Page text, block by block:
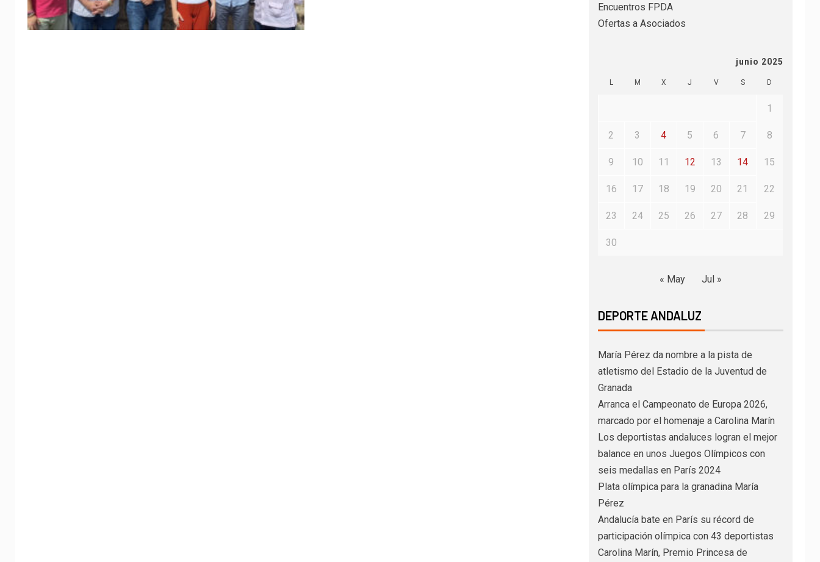
Encuentros FPDA
Ofertas a Asociados
junio 2025
L M X J V S D
1
2 3 4 5 6 7 8
9 10 11 12 13 14 15
16 17 18 19 20 21 22
23 24 25 26 27 28 29
30
« May Jul »
DEPORTE ANDALUZ
María Pérez da nombre a la pista de
atletismo del Estadio de la Juventud de
Granada
Arranca el Campeonato de Europa 2026,
marcado por el homenaje a Carolina Marín
Los deportistas andaluces logran el mejor
balance en unos Juegos Olímpicos con
seis medallas en París 2024
Plata olímpica para la granadina María
Pérez
Andalucía bate en París su récord de
participación olímpica con 43 deportistas
Carolina Marín, Premio Princesa de